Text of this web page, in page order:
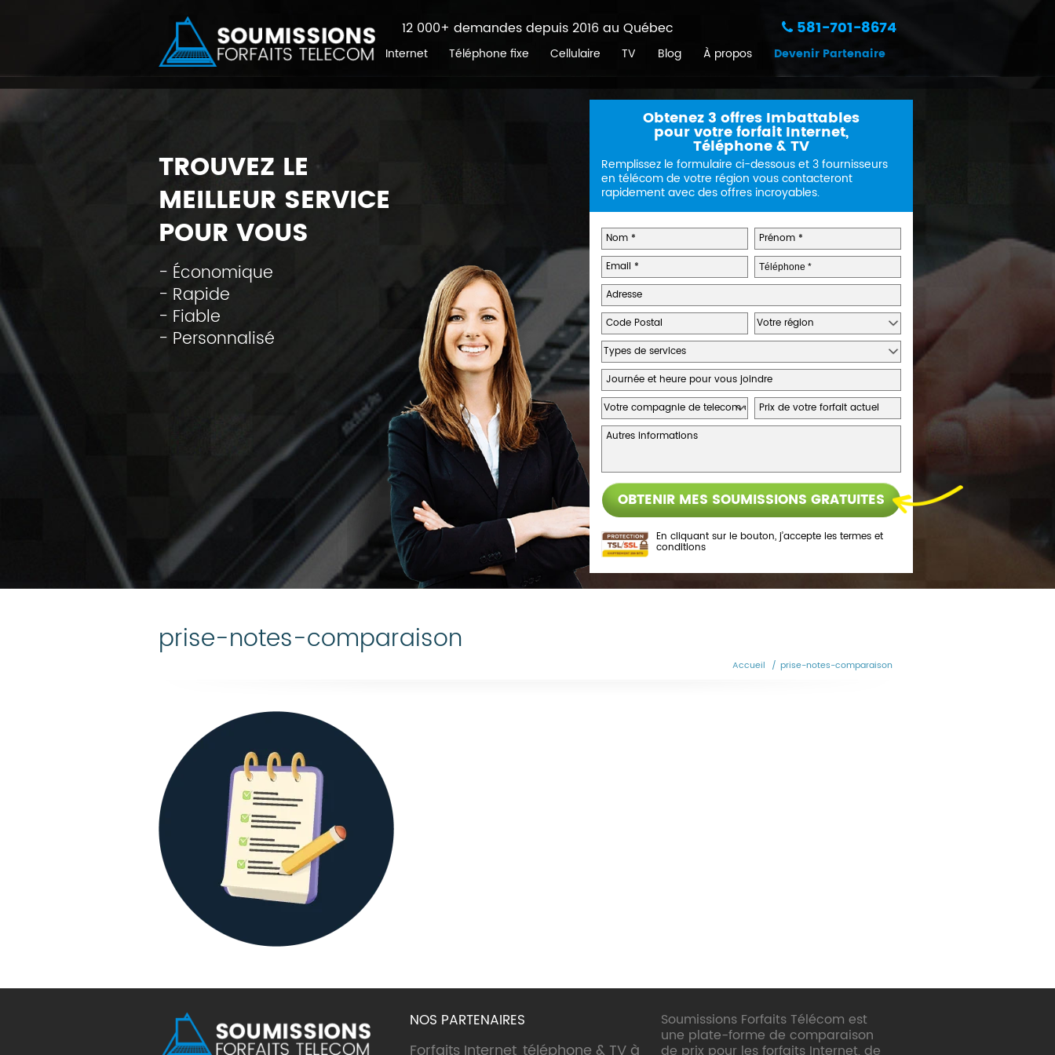
12 000+ demandes depuis 2016 au Québec 581-701-8674
Internet Téléphone fixe Cellulaire TV Blog À propos Devenir Partenaire
TROUVEZ LE
MEILLEUR SERVICE
POUR VOUS
- Économique
- Rapide
- Fiable
- Personnalisé
Obtenez 3 offres Imbattables
pour votre forfait Internet,
Téléphone & TV
Remplissez le formulaire ci-dessous et 3 fournisseurs
en télécom de votre région vous contacteront
rapidement avec des offres incroyables.
En cliquant sur le bouton, j’accepte les termes et
conditions
prise-notes-comparaison
Accueil / prise-notes-comparaison
NOS PARTENAIRES Soumissions Forfaits Télécom est
une plate-forme de comparaison
de prix pour les forfaits Internet, de